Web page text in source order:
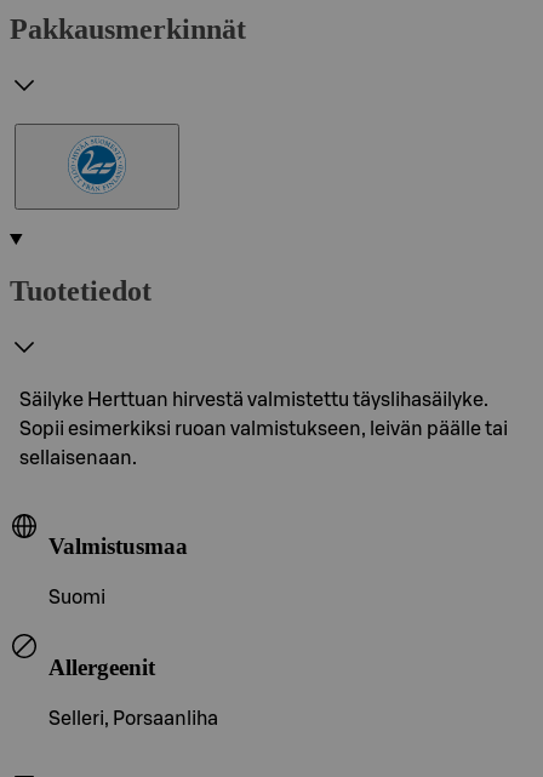
Pakkausmerkinnät
Tuotetiedot
Säilyke Herttuan hirvestä valmistettu täyslihasäilyke.
Sopii esimerkiksi ruoan valmistukseen, leivän päälle tai
sellaisenaan.
Valmistusmaa
Suomi
Allergeenit
Selleri, Porsaanliha